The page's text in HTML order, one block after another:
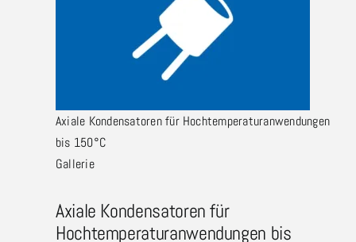
Axiale Kondensatoren für Hochtemperaturanwendungen
bis 150°C
Gallerie
Axiale Kondensatoren für
Hochtemperaturanwendungen bis